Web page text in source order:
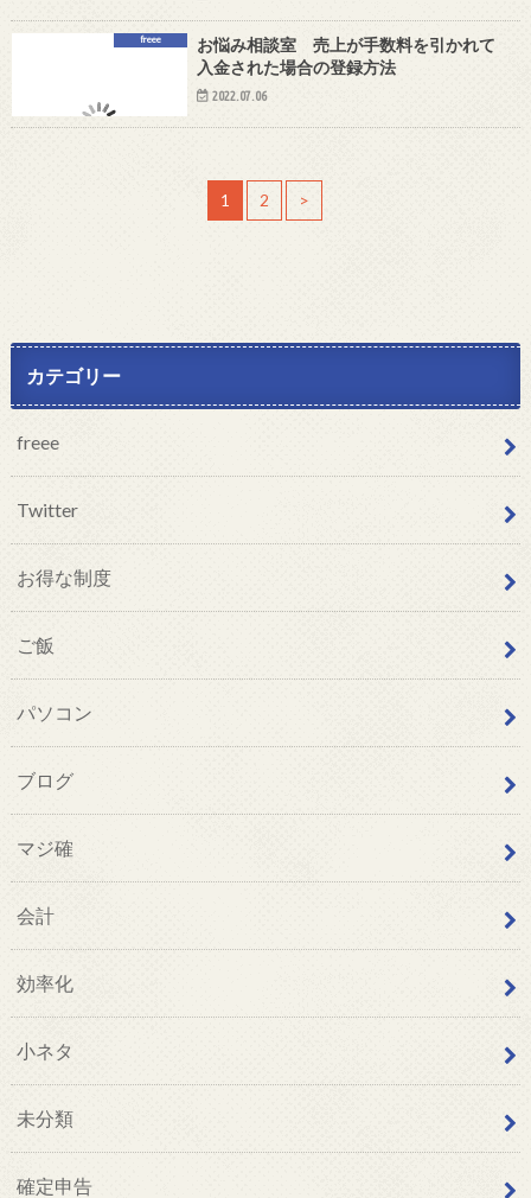
freee
お悩み相談室 売上が手数料を引かれて
入金された場合の登録方法
2022.07.06
1 2 >
カテゴリー
freee
Twitter
お得な制度
ご飯
パソコン
ブログ
マジ確
会計
効率化
小ネタ
未分類
確定申告